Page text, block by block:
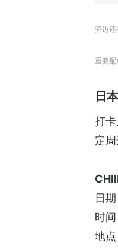
旁边还
重要配
日
打
定
日
时
地